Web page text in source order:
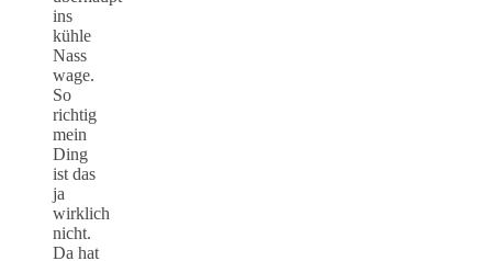
ins
kühle
Nass
wage.
So
richtig
mein
Ding
ist das
ja
wirklich
nicht.
Da hat